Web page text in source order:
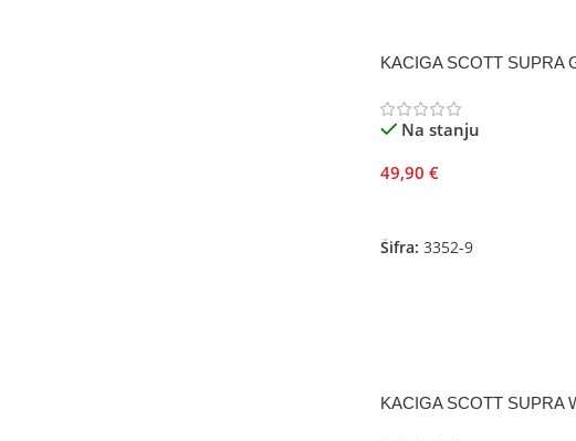
KACIGA SCOTT SUPRA
Na stanju
49,90 €
Šifra: 3352-9
KACIGA SCOTT SUPRA